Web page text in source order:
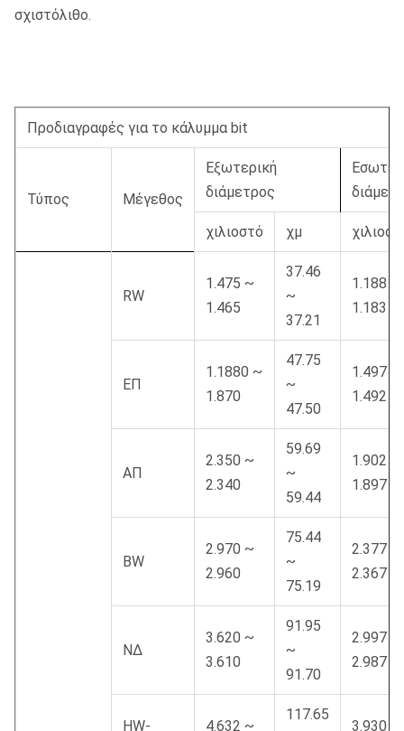
σχιστόλιθο.
Προδιαγραφές για το κάλυμμα bit
Τύπος Μέγεθος
Εξωτερική
διάμετρος
χιλιοστό χμ
RW
1.475 ~
1.465
37.46
~
37.21
1.188 ~
1.183
ΕΠ
1.1880 ~
1.870
47.75
~
47.50
1.497 ~
1.492
ΑΠ
2.350 ~
2.340
59.69
~
59.44
1.902 ~
1.897
BW
2.970 ~
2.960
75.44
~
75.19
2.377 ~
2.367
ΝΔ
3.620 ~
3.610
91.95
~
91.70
2.997 ~
2.987
HW- 4.632 ~
117.65
3.930 ~